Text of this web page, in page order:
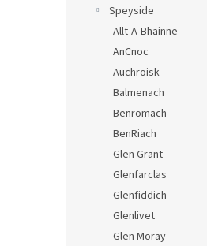
Speyside
Allt-A-Bhainne
AnCnoc
Auchroisk
Balmenach
Benromach
BenRiach
Glen Grant
Glenfarclas
Glenfiddich
Glenlivet
Glen Moray